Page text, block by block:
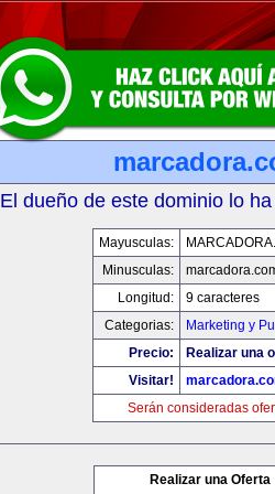
El dueño de este dominio lo
Mayusculas:
Minusculas:
Longitud:
9 caracteres
Categorias:
Marketing y
Precio:
Realizar una
Visitar!
Serán consideradas
Realizar una Oferta